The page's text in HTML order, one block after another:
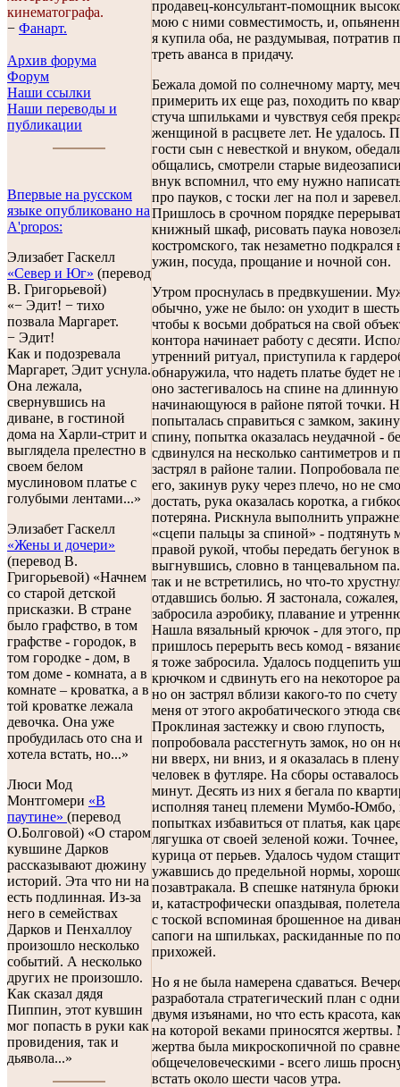
кинематографа.
− Фанарт.
Архив форума
Форум
Наши ссылки
Наши переводы и
публикации
Впервые на русском
языке опубликовано на
A'propos:
Элизабет Гаскелл
«Север и Юг» (перевод
В. Григорьевой)
«− Эдит! − тихо
позвала Маргарет.
− Эдит!
Как и подозревала
Маргарет, Эдит уснула.
Она лежала,
свернувшись на
диване, в гостиной
дома на Харли-стрит и
выглядела прелестно в
своем белом
муслиновом платье с
голубыми лентами...»
Элизабет Гаскелл
«Жены и дочери»
(перевод В.
Григорьевой) «Начнем
со старой детской
присказки. В стране
было графство, в том
графстве - городок, в
том городке - дом, в
том доме - комната, а в
комнате – кроватка, а в
той кроватке лежала
девочка. Она уже
пробудилась ото сна и
хотела встать, но...»
Люси Мод
Монтгомери «В
паутине» (перевод
О.Болговой) «О старом
кувшине Дарков
рассказывают дюжину
историй. Эта что ни на
есть подлинная. Из-за
него в семействах
Дарков и Пенхаллоу
произошло несколько
событий. А несколько
других не произошло.
Как сказал дядя
Пиппин, этот кувшин
мог попасть в руки как
провидения, так и
дьявола...»
продавец-консультант-помощник
мою с ними совместимость, и,
я купила оба, не раздумывая, потратив
треть аванса в придачу.
Бежала домой по солнечному марту,
примерить их еще раз, походить по
стуча шпильками и чувствуя себя
женщиной в расцвете лет. Не удалось.
гости сын с невесткой и внуком,
общались, смотрели старые
внук вспомнил, что ему нужно
про пауков, с тоски лег на пол и
Пришлось в срочном порядке
книжный шкаф, рисовать паука
костромского, так незаметно подкрался
ужин, посуда, прощание и ночной сон.
Утром проснулась в предвкушении.
обычно, уже не было: он уходит в шесть
чтобы к восьми добраться на свой
контора начинает работу с десяти.
утренний ритуал, приступила к
обнаружила, что надеть платье будет не
оно застегивалось на спине на
начинающуюся в районе пятой точки.
попыталась справиться с замком,
спину, попытка оказалась неудачной -
сдвинулся на несколько сантиметров и
застрял в районе талии. Попробовала
его, закинув руку через плечо, но не
достать, рука оказалась коротка, а
потеряна. Рискнула выполнить
«сцепи пальцы за спиной» - подтянуть
правой рукой, чтобы передать бегунок
выгнувшись, словно в танцевальном
так и не встретились, но что-то
отдавшись болью. Я застонала,
забросила аэробику, плавание и
Нашла вязальный крючок - для этого,
пришлось перерыть весь комод -
я тоже забросила. Удалось подцепить
крючком и сдвинуть его на некоторое
но он застрял вблизи какого-то по
меня от этого акробатического этюда
Проклиная застежку и свою глупость,
попробовала расстегнуть замок, но он
ни вверх, ни вниз, и я оказалась в
человек в футляре. На сборы
минут. Десять из них я бегала по
исполняя танец племени Мумбо-Юмбо,
попытках избавиться от платья, как
лягушка от своей зеленой кожи.
курица от перьев. Удалось чудом
ужавшись до предельной нормы,
позавтракала. В спешке натянула
и, катастрофически опаздывая,
с тоской вспоминая брошенное на
сапоги на шпильках, раскиданные по
прихожей.
Но я не была намерена сдаваться.
разработала стратегический план с
двумя изъянами, но что есть красота,
на которой веками приносятся жертвы.
жертва была микроскопичной по
общечеловеческими - всего лишь
встать около шести часов утра.